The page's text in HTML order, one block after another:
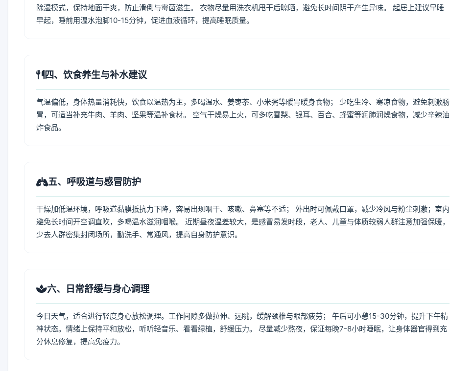
除湿模式，保持地面干爽，防止滑倒与霉菌滋生。 衣物尽量用洗衣机甩干后晾晒，避免长时间阴干产生异味。 起居上建议早睡
早起，睡前用温水泡脚10-15分钟，促进血液循环，提高睡眠质量。
四、饮食养生与补水建议
气温偏低，身体热量消耗快，饮食以温热为主，多喝温水、姜枣茶、小米粥等暖胃暖身食物； 少吃生冷、寒凉食物，避免刺激肠
胃，可适当补充牛肉、羊肉、坚果等温补食材。 空气干燥易上火，可多吃雪梨、银耳、百合、蜂蜜等润肺润燥食物，减少辛辣油
炸食品。
五、呼吸道与感冒防护
干燥加低温环境，呼吸道黏膜抵抗力下降，容易出现咽干、咳嗽、鼻塞等不适； 外出时可佩戴口罩，减少冷风与粉尘刺激；室内
避免长时间开空调直吹，多喝温水滋润咽喉。 近期昼夜温差较大，是感冒易发时段，老人、儿童与体质较弱人群注意加强保暖，
少去人群密集封闭场所，勤洗手、常通风，提高自身防护意识。
六、日常舒缓与身心调理
今日天气，适合进行轻度身心放松调理。工作间隙多做拉伸、远眺，缓解颈椎与眼部疲劳； 午后可小憩15-30分钟，提升下午精
神状态。情绪上保持平和放松，听听轻音乐、看看绿植，舒缓压力。 尽量减少熬夜，保证每晚7-8小时睡眠，让身体器官得到充
分休息修复，提高免疫力。